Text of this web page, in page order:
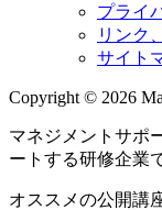
プライ
リンク
サイト
Copyright © 2026
マネジメントサポ
ートする研修企業
オススメの公開講